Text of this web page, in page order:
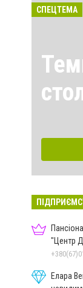
СПЕЦТЕМА
"Центр
Елара